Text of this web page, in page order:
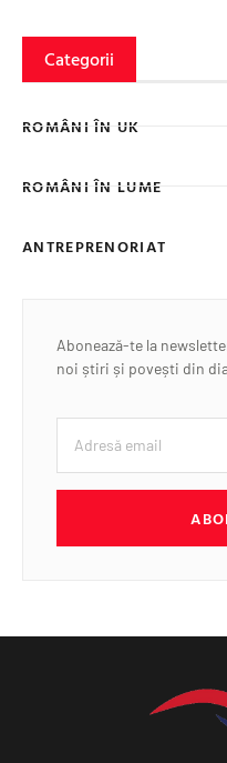
Categorii
ROMÂNI ÎN UK
ROMÂNI ÎN LUME
ANTREPRENORIAT
Abonează-te la
noi știri și povești din